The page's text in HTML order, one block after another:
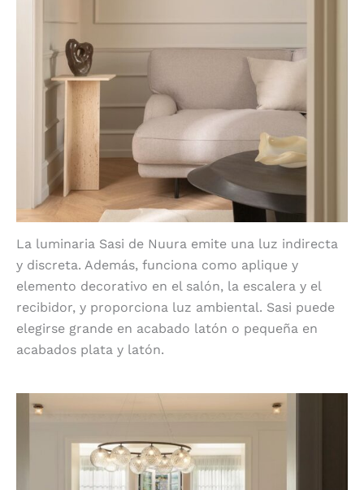
La luminaria Sasi de Nuura emite una luz indirecta
y discreta. Además, funciona como aplique y
elemento decorativo en el salón, la escalera y el
recibidor, y proporciona luz ambiental. Sasi puede
elegirse grande en acabado latón o pequeña en
acabados plata y latón.